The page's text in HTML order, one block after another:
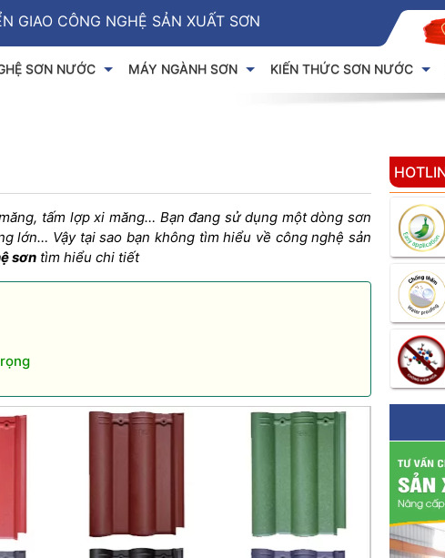
GIAO CÔNG NGHỆ SẢN XUẤT SƠN
SƠN NƯỚC MÁY NGÀNH SƠN KIẾN THỨC SƠN NƯỚC
tấm lợp xi măng… Bạn đang sử dụng một dòng sơn
lớn… Vậy tại sao bạn không tìm hiểu về công nghệ sản
sơn tìm hiểu chi tiết